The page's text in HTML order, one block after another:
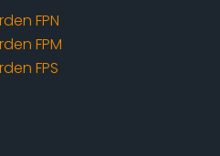
FPN
FPM
FPS